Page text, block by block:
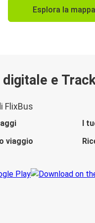
Esplora la mappa
e
FlixBus
I
viaggio